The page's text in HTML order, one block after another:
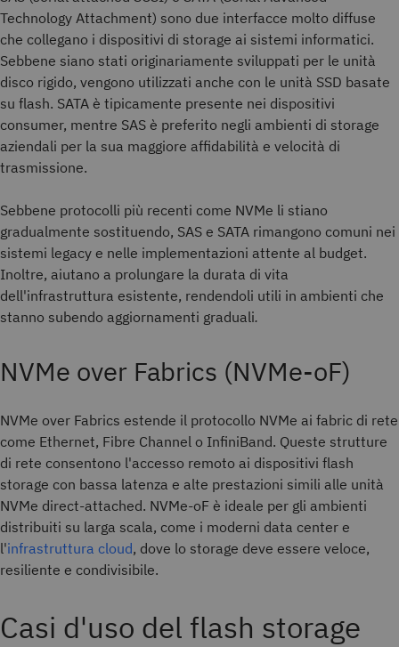
Technology Attachment) sono due interfacce molto diffuse
che collegano i dispositivi di storage ai sistemi informatici.
Sebbene siano stati originariamente sviluppati per le unità
disco rigido, vengono utilizzati anche con le unità SSD basate
su flash. SATA è tipicamente presente nei dispositivi
consumer, mentre SAS è preferito negli ambienti di storage
aziendali per la sua maggiore affidabilità e velocità di
trasmissione.
Sebbene protocolli più recenti come NVMe li stiano
gradualmente sostituendo, SAS e SATA rimangono comuni nei
sistemi legacy e nelle implementazioni attente al budget.
Inoltre, aiutano a prolungare la durata di vita
dell'infrastruttura esistente, rendendoli utili in ambienti che
stanno subendo aggiornamenti graduali.
NVMe over Fabrics (NVMe-oF)
NVMe over Fabrics estende il protocollo NVMe ai fabric di rete
come Ethernet, Fibre Channel o InfiniBand. Queste strutture
di rete consentono l'accesso remoto ai dispositivi flash
storage con bassa latenza e alte prestazioni simili alle unità
NVMe direct-attached. NVMe-oF è ideale per gli ambienti
distribuiti su larga scala, come i moderni data center e
l'infrastruttura cloud, dove lo storage deve essere veloce,
resiliente e condivisibile.
Casi d'uso del flash storage